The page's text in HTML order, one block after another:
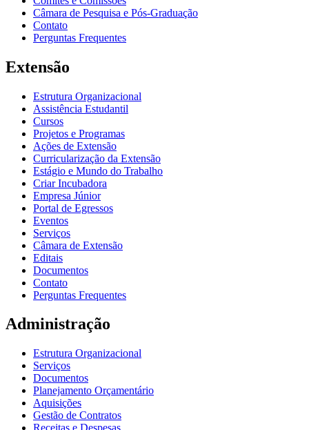
Câmara de Pesquisa e Pós-Graduação
Contato
Perguntas Frequentes
Extensão
Estrutura Organizacional
Assistência Estudantil
Cursos
Projetos e Programas
Ações de Extensão
Curricularização da Extensão
Estágio e Mundo do Trabalho
Criar Incubadora
Empresa Júnior
Portal de Egressos
Eventos
Serviços
Câmara de Extensão
Editais
Documentos
Contato
Perguntas Frequentes
Administração
Estrutura Organizacional
Serviços
Documentos
Planejamento Orçamentário
Aquisições
Gestão de Contratos